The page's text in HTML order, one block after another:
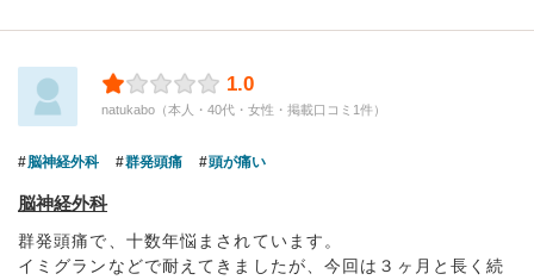
1.0
natukabo（本人・40代・女性・掲載口コミ1件）
脳神経外科 群発頭痛 頭が痛い
脳神経外科
群発頭痛で、十数年悩まされています。
イミグランなどで耐えてきましたが、今回は３ヶ月と長く続